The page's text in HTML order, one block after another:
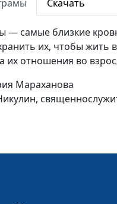
Скачать
— самые близкие
их, чтобы жить
их отношения во
Мараханова